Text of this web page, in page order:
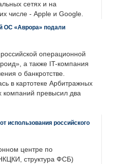
сетях и на
числе - Apple и Google.
ОС «Аврора» подали
операционной
а также IT-компания
о банкротстве.
в картотеке Арбитражных
компаний превысил два
использования российского
центре по
структура ФСБ)